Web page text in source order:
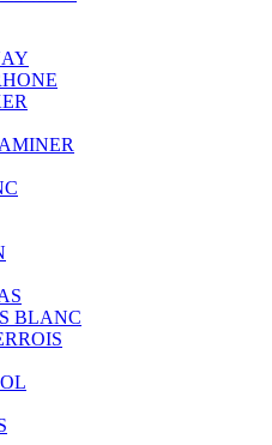
BLANC